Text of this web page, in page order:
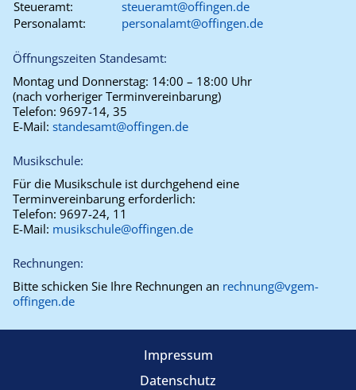
Steueramt:
steueramt@offingen.de
Personalamt:
personalamt@offingen.de
Öffnungszeiten Standesamt:
Montag und Donnerstag: 14:00 – 18:00 Uhr
(nach vorheriger Terminvereinbarung)
Telefon: 9697-14, 35
E-Mail: standesamt@offingen.de
Musikschule:
Für die Musikschule ist durchgehend eine
Terminvereinbarung erforderlich:
Telefon: 9697-24, 11
E-Mail: musikschule@offingen.de
Rechnungen:
Bitte schicken Sie Ihre Rechnungen an rechnung@vgem-
offingen.de
Impressum
Datenschutz